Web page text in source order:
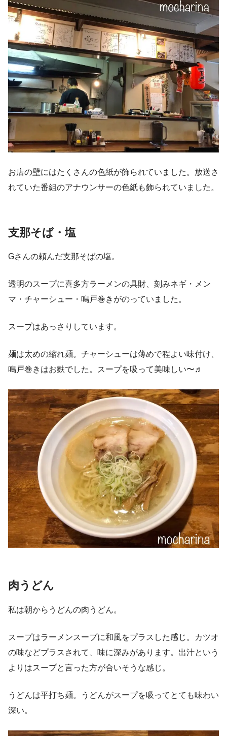
お店の壁にはたくさんの色紙が飾られていました。放送さ
れていた番組のアナウンサーの色紙も飾られていました。
支那そば・塩
Gさんの頼んだ支那そばの塩。
透明のスープに喜多方ラーメンの具財、刻みネギ・メン
マ・チャーシュー・鳴戸巻きがのっていました。
スープはあっさりしています。
麺は太めの縮れ麺。チャーシューは薄めで程よい味付け、
鳴戸巻きはお麩でした。スープを吸って美味しい〜♬
肉うどん
私は朝からうどんの肉うどん。
スープはラーメンスープに和風をプラスした感じ。カツオ
の味などプラスされて、味に深みがあります。出汁という
よりはスープと言った方が合いそうな感じ。
うどんは平打ち麺。うどんがスープを吸ってとても味わい
深い。